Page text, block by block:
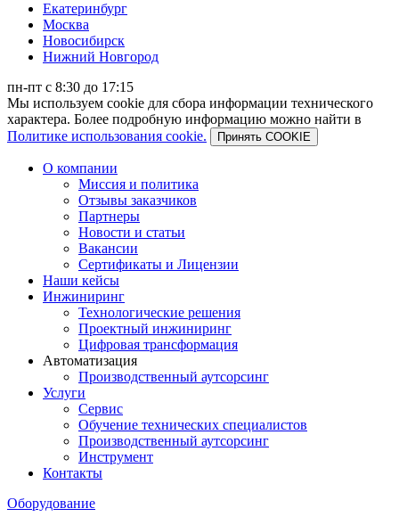
Екатеринбург
Москва
Новосибирск
Нижний Новгород
пн-пт с 8:30 до 17:15
Мы используем cookie для сбора информации технического
характера. Более подробную информацию можно найти в
Политике использования cookie.
Принять COOKIE
О компании
Миссия и политика
Отзывы заказчиков
Партнеры
Новости и статьи
Вакансии
Сертификаты и Лицензии
Наши кейсы
Инжиниринг
Технологические решения
Проектный инжиниринг
Цифровая трансформация
Автоматизация
Производственный аутсорсинг
Услуги
Сервис
Обучение технических специалистов
Производственный аутсорсинг
Инструмент
Контакты
Оборудование